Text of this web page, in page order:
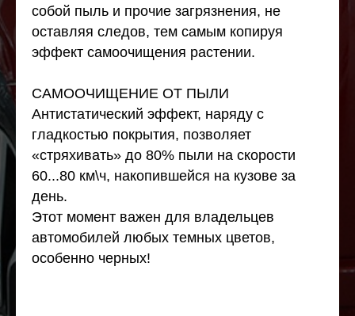
собой пыль и прочие загрязнения, не
оставляя следов, тем самым копируя
эффект самоочищения растении.
САМООЧИЩЕНИЕ ОТ ПЫЛИ
Антистатический эффект, наряду с
гладкостью покрытия, позволяет
«стряхивать» до 80% пыли на скорости
60...80 км\ч, накопившейся на кузове за
день.
Этот момент важен для владельцев
автомобилей любых темных цветов,
особенно черных!